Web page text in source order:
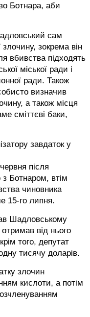
Ботнара, аби
сам
злочину, зокрема він
вбивства підходять
міської ради і
ради. Також
визначив
а також місця
сміттєві баки,
завдаток у
після
з Ботнаром, втім
чиновника
15-го липня.
Шадловському
від нього
того, депутат
тисячу доларів.
злочин
кислоти, а потім